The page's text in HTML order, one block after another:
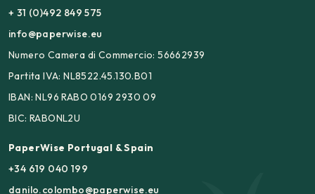
+ 31 (0)492 849 575
info@paperwise.eu
Numero Camera di Commercio: 56662939
Partita IVA: NL8522.45.130.B01
IBAN: NL96 RABO 0169 2930 09
BIC: RABONL2U
PaperWise Portugal & Spain
+34 619 040 199
danilo.colombo@paperwise.eu